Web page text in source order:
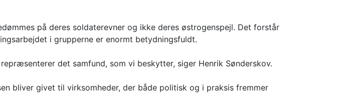
på deres soldaterevner og ikke deres østrogenspejl. Det forstår
i grupperne er enormt betydningsfuldt.
det samfund, som vi beskytter, siger Henrik Sønderskov.
bliver givet til virksomheder, der både politisk og i praksis fremmer